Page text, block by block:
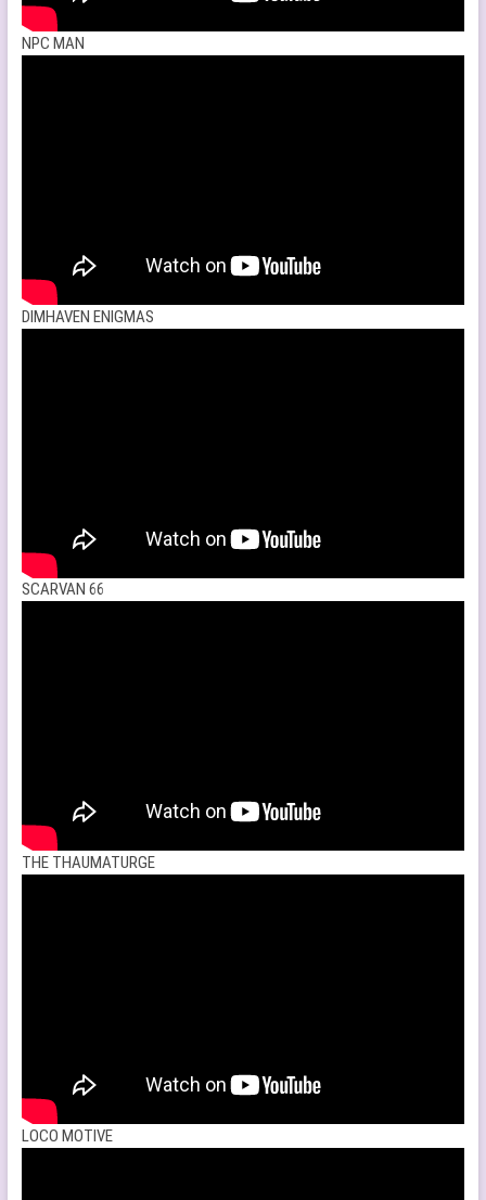
NPC MAN
DIMHAVEN ENIGMAS
SCARVAN 66
THE THAUMATURGE
LOCO MOTIVE